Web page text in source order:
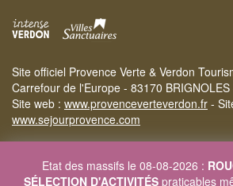
Site officiel Provence Verte & Verdon
Carrefour de l'Europe - 83170
Site web : www.provenceverteverdon.fr -
www.sejourprovence.com
Etat des massifs le 08-08-2026 :
SÉLECTION D'ACTIVITÉS praticables